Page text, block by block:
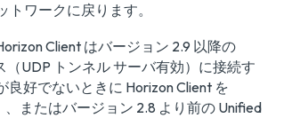
ワークに戻ります。
Client はバージョン 2.9 以降の
UDP トンネル サーバ有効）に接続す
好でないときに Horizon Client を
またはバージョン 2.8 より前の Unified